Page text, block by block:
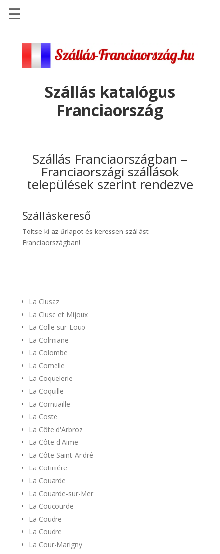
Szállások
Repülőjegy
pénzvisszatérítéssel
Discover
Cars
Transzfer
Taxi
☰
Szállás katalógus
Franciaország
Szállás Franciaországban –
Franciaországi szállások
települések szerint rendezve
Szálláskereső
Töltse ki az űrlapot és keressen szállást
Franciaországban!
La Clusaz
La Cluse et Mijoux
La Colle-sur-Loup
La Colmiane
La Colombe
La Comelle
La Coquelerie
La Coquille
La Cornuaille
La Coste
La Côte d'Arbroz
La Côte-d'Aime
La Côte-Saint-André
La Cotiniére
La Couarde
La Couarde-sur-Mer
La Coucourde
La Coudre
La Coudre
La Cour-Marigny